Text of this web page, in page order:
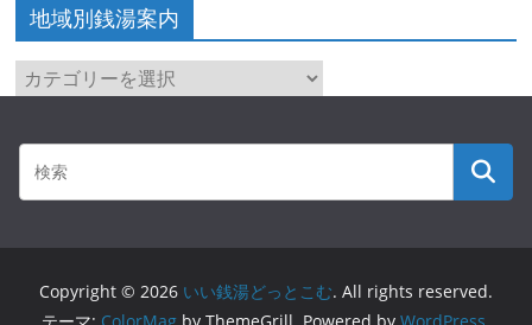
地域別銭湯案内
地
別
湯
案
Copyright © 2026 いい銭湯どっとこむ. All rights reserved.
テーマ: ColorMag by ThemeGrill. Powered by WordPress